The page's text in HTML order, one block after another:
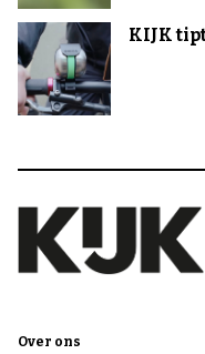
KIJK
Over ons